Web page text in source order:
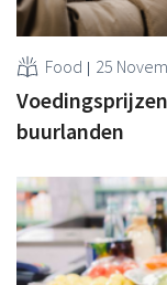
Food 25
buurlanden